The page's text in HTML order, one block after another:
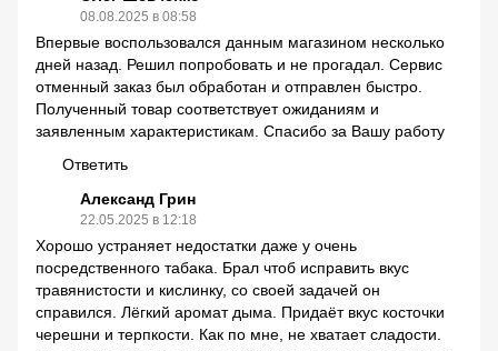
08.08.2025 в 08:58
Впервые воспользовался данным магазином несколько
дней назад. Решил попробовать и не прогадал. Сервис
отменный заказ был обработан и отправлен быстро.
Полученный товар соответствует ожиданиям и
заявленным характеристикам. Спасибо за Вашу работу
Ответить
Александ Грин
22.05.2025 в 12:18
Хорошо устраняет недостатки даже у очень
посредственного табака. Брал чтоб исправить вкус
травянистости и кислинку, со своей задачей он
справился. Лёгкий аромат дыма. Придаёт вкус косточки
черешни и терпкости. Как по мне, не хватает сладости.